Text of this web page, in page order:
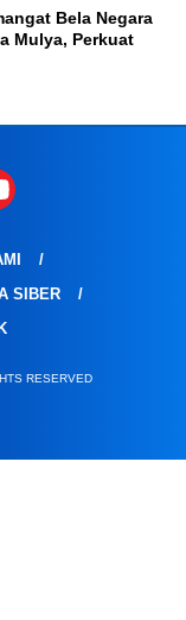
Bela Negara
Mulya, Perkuat
SIBER
RESERVED